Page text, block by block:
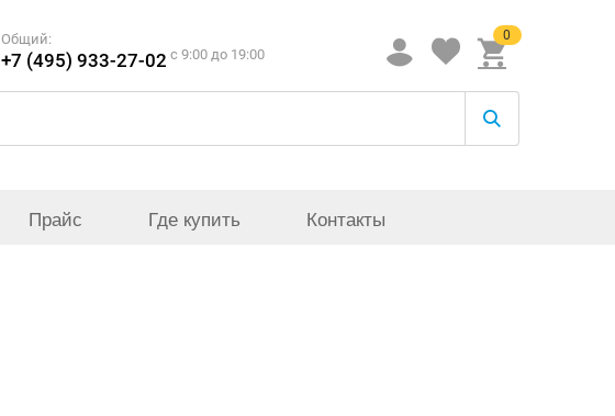
Общий:
+7 (495) 933-27-02 c 9:00 до 19:00
0
Прайс Где купить Контакты